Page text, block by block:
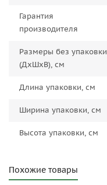
Гарантия
производителя
Размеры без упаковки
(ДxШxВ), см
Длина упаковки, см
Ширина упаковки, см
Высота упаковки, см
Похожие товары